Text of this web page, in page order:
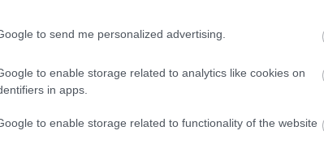
to send me personalized advertising.
to enable storage related to analytics like cookies on
in apps.
to enable storage related to functionality of the website